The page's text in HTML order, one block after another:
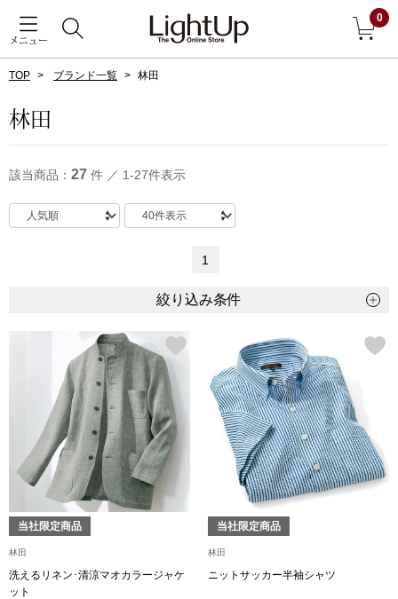
メニュー
0
すべて見る
ダーウェア
アクセサリー
ン雑貨
アウター
トップス
Tシャツ／カッ
ポロシャツ
TOP ブランド一覧 林田
林田
該当商品： 27 件 ／ 1-27件表示
1
絞り込み条件
当社限定商品
林田
洗えるリネン･清涼マオカラージャケ
ット
当社限定商品
林田
ニットサッカー半袖シャツ